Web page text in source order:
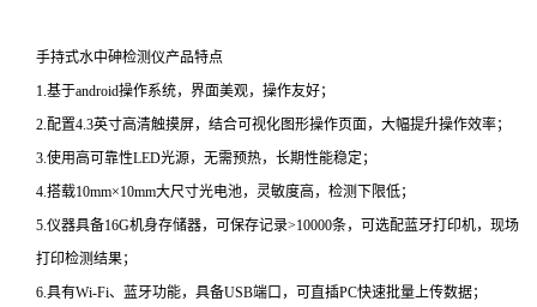
手持式水中砷检测仪产品特点
1.基于android操作系统，界面美观，操作友好；
2.配置4.3英寸高清触摸屏，结合可视化图形操作页面，大幅提升操作效率；
3.使用高可靠性LED光源，无需预热，长期性能稳定；
4.搭载10mm×10mm大尺寸光电池，灵敏度高，检测下限低；
5.仪器具备16G机身存储器，可保存记录>10000条，可选配蓝牙打印机，现场
打印检测结果；
6.具有Wi-Fi、蓝牙功能，具备USB端口，可直插PC快速批量上传数据；